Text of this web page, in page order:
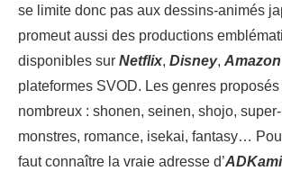
se limite donc pas aux dessins-animés
promeut aussi des productions
disponibles sur Netflix, Disney,
plateformes SVOD. Les genres
nombreux : shonen, seinen, shojo,
monstres, romance, isekai, fantasy…
faut connaître la vraie adresse d’ADKami